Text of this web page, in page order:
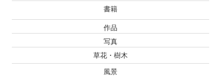
書籍
作品
写真
草花・樹木
風景